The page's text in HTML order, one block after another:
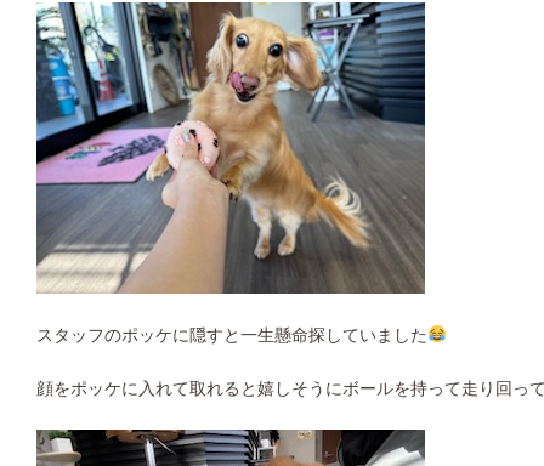
スタッフのポッケに隠すと一生懸命探していました
顔をポッケに入れて取れると嬉しそうにボールを持って走り回っ